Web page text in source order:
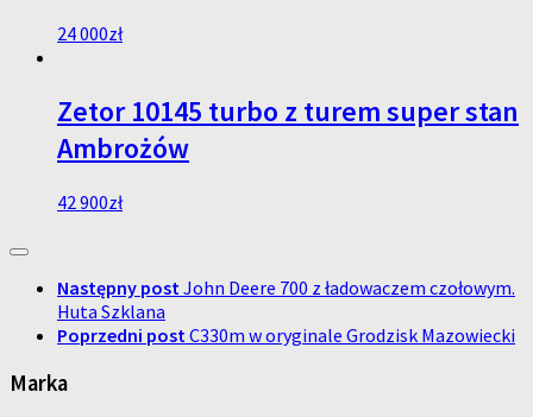
24 000zł
Zetor 10145 turbo z turem super stan
Ambrożów
42 900zł
Następny post John Deere 700 z ładowaczem czołowym.
Huta Szklana
Poprzedni post C330m w oryginale Grodzisk Mazowiecki
Marka